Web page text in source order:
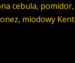
cebula,
miodowy